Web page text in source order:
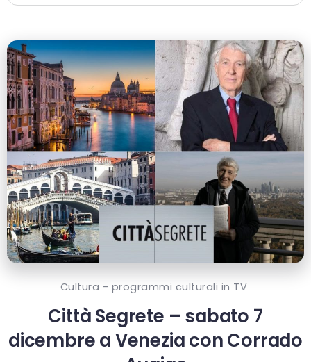
Cultura - programmi culturali in TV
Città Segrete – sabato 7
dicembre a Venezia con Corrado